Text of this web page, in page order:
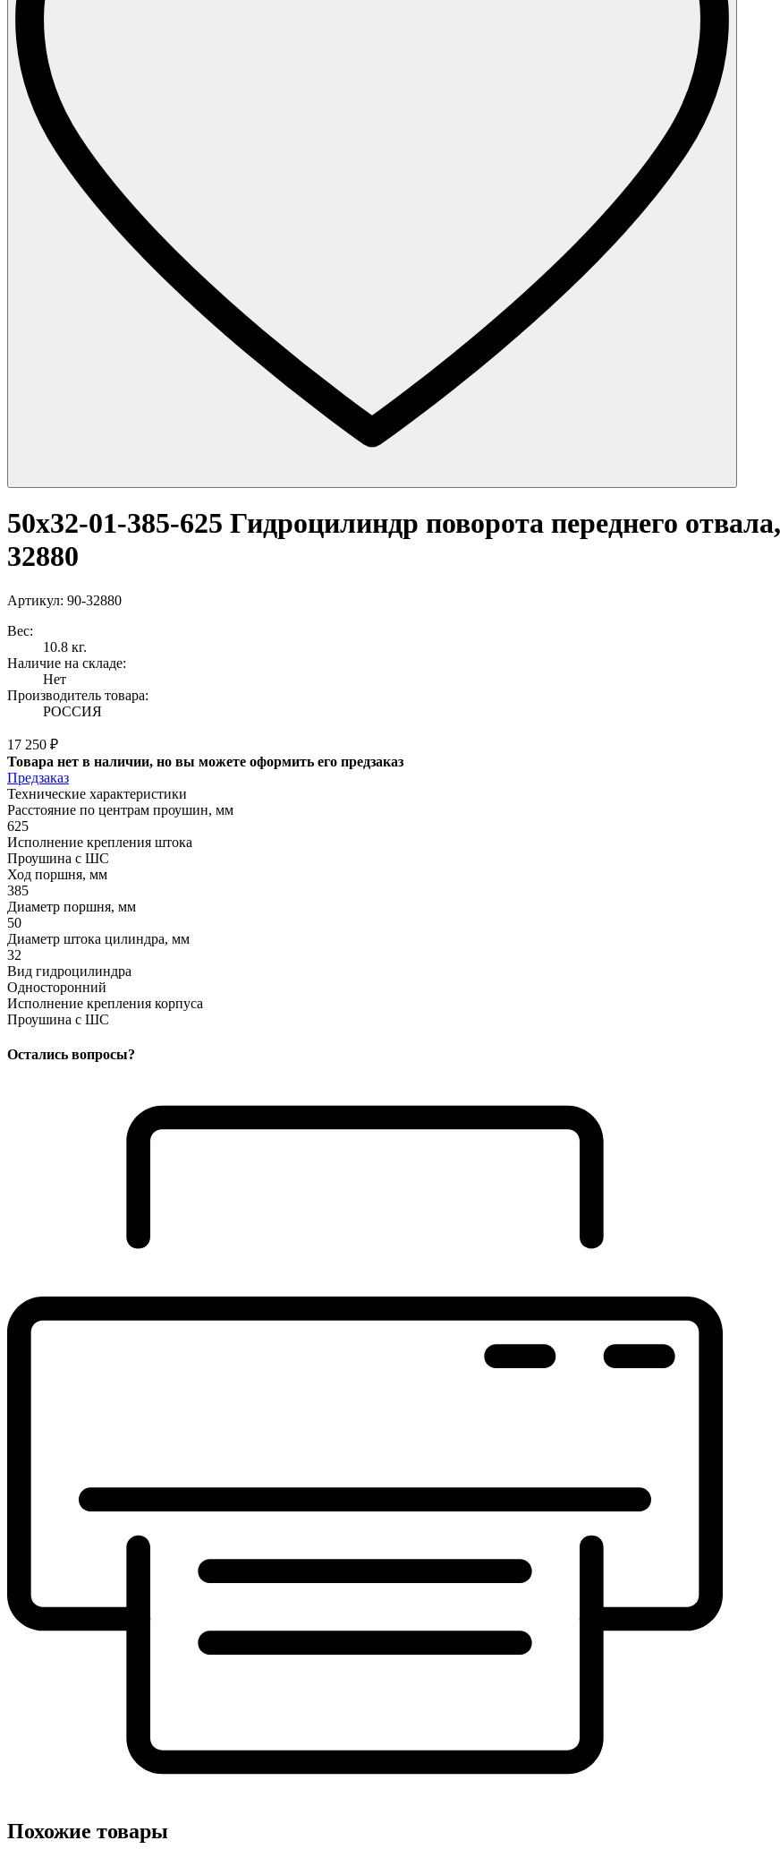
50x32-01-385-625 Гидроцилиндр поворота переднего
32880
Артикул: 90-32880
Вес:
10.8 кг.
Наличие на складе:
Нет
Производитель товара:
РОССИЯ
17 250 ₽
Товара нет в наличии, но вы можете оформить его предзаказ
Предзаказ
Технические характеристики
Расстояние по центрам проушин, мм
625
Исполнение крепления штока
Проушина с ШС
Ход поршня, мм
385
Диаметр поршня, мм
50
Диаметр штока цилиндра, мм
32
Вид гидроцилиндра
Односторонний
Исполнение крепления корпуса
Проушина с ШС
Остались вопросы?
Похожие товары